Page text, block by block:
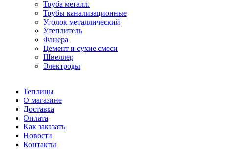
Труба металл.
Трубы канализационные
Уголок металлический
Утеплитель
Фанера
Цемент и сухие смеси
Швеллер
Электроды
Теплицы
О магазине
Доставка
Оплата
Как заказать
Новости
Контакты